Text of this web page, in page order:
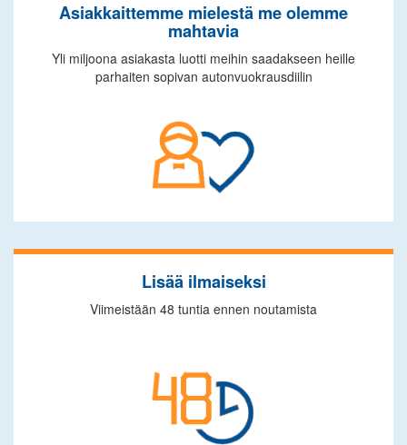
Asiakkaittemme mielestä me olemme
mahtavia
Yli miljoona asiakasta luotti meihin saadakseen heille
parhaiten sopivan autonvuokrausdiilin
Lisää ilmaiseksi
Viimeistään 48 tuntia ennen noutamista